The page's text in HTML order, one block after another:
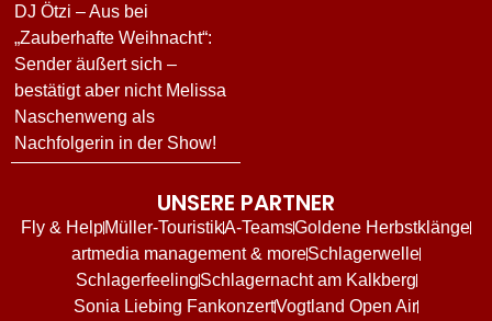
DJ Ötzi – Aus bei
„Zauberhafte Weihnacht“:
Sender äußert sich –
bestätigt aber nicht Melissa
Naschenweng als
Nachfolgerin in der Show!
UNSERE PARTNER
Fly & HelpMüller-TouristikA-TeamsGoldene Herbstklänge
artmedia management & moreSchlagerwelle
SchlagerfeelingSchlagernacht am Kalkberg
Sonia Liebing FankonzertVogtland Open Air